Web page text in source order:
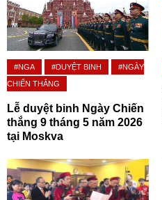
#NGA #DUYỆT BINH
#NGÀY
CHIẾN THẮNG
Lễ duyệt binh Ngày Chiến
thắng 9 tháng 5 năm 2026
tại Moskva